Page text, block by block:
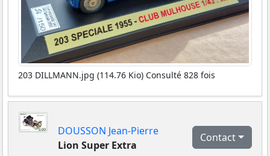
203 DILLMANN.jpg (114.76 Kio) Consulté 828 fois
DOUSSON Jean-Pierre
Lion Super Extra
Contact